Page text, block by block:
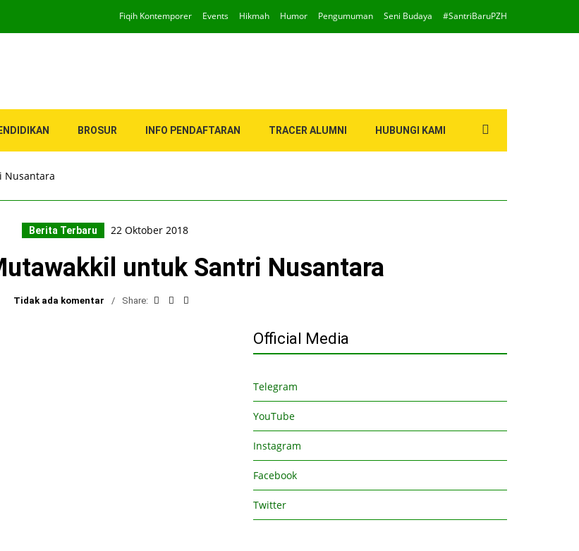
Fiqih Kontemporer Events Hikmah Humor Pengumuman Seni Budaya #SantriBaruPZH
BROSUR INFO PENDAFTARAN TRACER ALUMNI HUBUNGI KAMI
Nusantara
Berita Terbaru 22 Oktober 2018
untuk Santri Nusantara
Tidak ada komentar Share:
Official Media
Telegram
YouTube
Instagram
Facebook
Twitter